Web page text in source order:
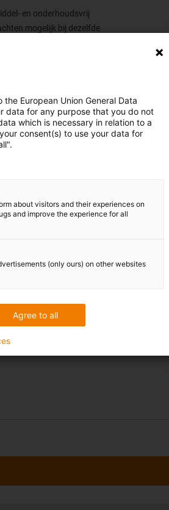
en onderhoudsvrij
mogelijk bij dezelfde
coupling
splash water
arm
European Union General Data
data for any purpose that you do not
which is necessary in relation to a
consent(s) to use your data for
about visitors and their experiences on
and improve the experience for all
(only ours) on other websites
Agree to all